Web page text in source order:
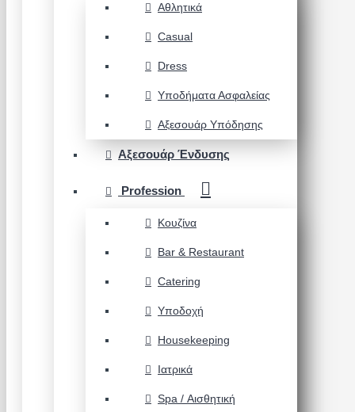
Αθλητικά
Casual
Dress
Υποδήματα Ασφαλείας
Αξεσουάρ Υπόδησης
Αξεσουάρ Ένδυσης
Profession
Κουζίνα
Bar & Restaurant
Catering
Υποδοχή
Housekeeping
Ιατρικά
Spa / Αισθητική